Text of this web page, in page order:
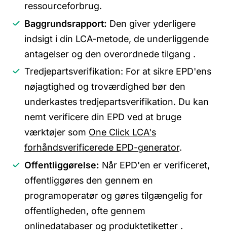
ressourceforbrug.
Baggrundsrapport: Den giver yderligere
indsigt i din LCA-metode, de underliggende
antagelser og den overordnede tilgang .
Tredjepartsverifikation: For at sikre EPD'ens
nøjagtighed og troværdighed bør den
underkastes tredjepartsverifikation. Du kan
nemt verificere din EPD ved at bruge
værktøjer som One Click LCA's
forhåndsverificerede EPD-generator.
Offentliggørelse: Når EPD'en er verificeret,
offentliggøres den gennem en
programoperatør og gøres tilgængelig for
offentligheden, ofte gennem
onlinedatabaser og produktetiketter .